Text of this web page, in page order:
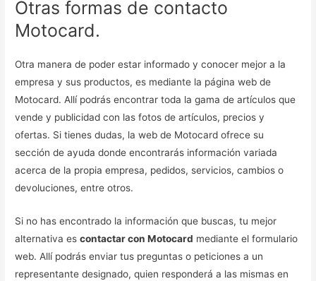
Otras formas de contacto
Motocard.
Otra manera de poder estar informado y conocer mejor a la
empresa y sus productos, es mediante la página web de
Motocard. Allí podrás encontrar toda la gama de artículos que
vende y publicidad con las fotos de artículos, precios y
ofertas. Si tienes dudas, la web de Motocard ofrece su
sección de ayuda donde encontrarás información variada
acerca de la propia empresa, pedidos, servicios, cambios o
devoluciones, entre otros.
Si no has encontrado la información que buscas, tu mejor
alternativa escontactar con Motocard mediante el formulario
web. Allí podrás enviar tus preguntas o peticiones a un
representante designado, quien responderá a las mismas en